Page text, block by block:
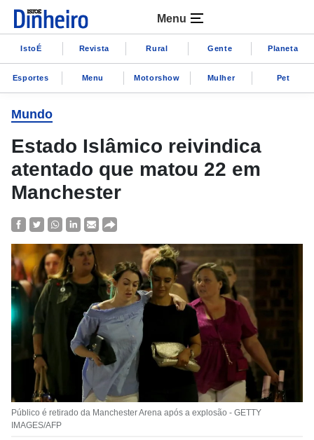
Menu
IstoÉ Revista Rural Gente Planeta
Esportes Menu Motorshow Mulher Pet
Mundo
Estado Islâmico reivindica
atentado que matou 22 em
Manchester
Público é retirado da Manchester Arena após a explosão - GETTY
IMAGES/AFP